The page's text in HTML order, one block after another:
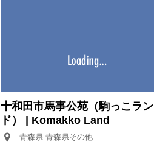
十和田市馬事公苑（駒っこラン
ド） | Komakko Land
青森県 青森県その他